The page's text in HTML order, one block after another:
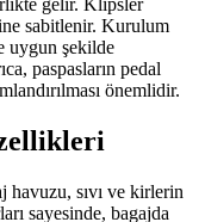
gelir. Klipsler
sabitlenir. Kurulum
uygun şekilde
paspasların pedal
önemlidir.
havuzu, sıvı ve kirlerin
sayesinde, bagajda